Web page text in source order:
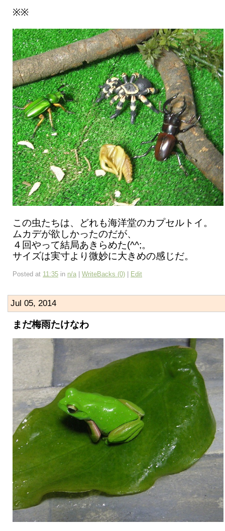
※※
この虫たちは、どれも海洋堂のカプセルトイ。
ムカデが欲しかったのだが、
４回やって結局あきらめた(^^;。
サイズは実寸より微妙に大きめの感じだ。
Posted at 11:35 in n/a WriteBacks (0) Edit
Jul 05, 2014
まだ梅雨たけなわ